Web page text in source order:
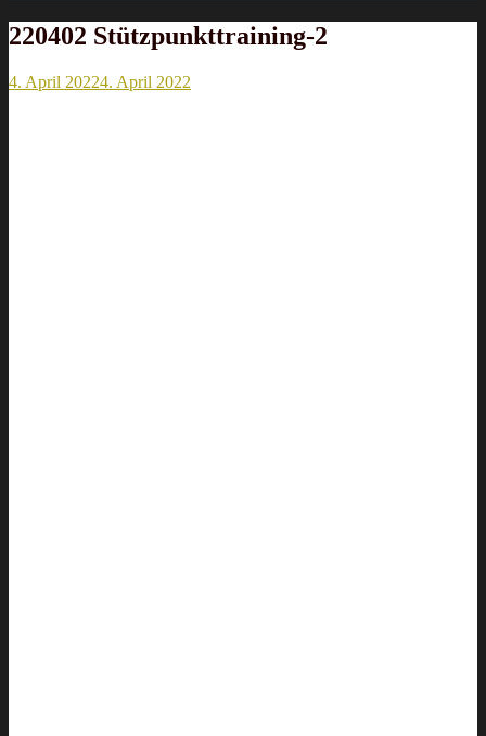
220402 Stützpunkttraining-2
4. April 20224. April 2022